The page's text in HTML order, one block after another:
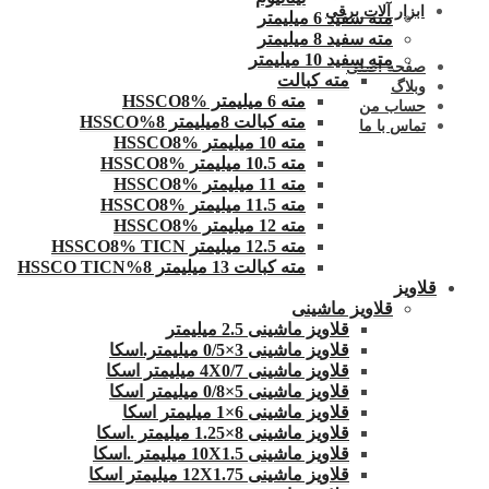
ابزار آلات برقی
صفحه اصلی
وبلاگ
حساب من
تماس با ما
مته سفید 6 میلیمتر
مته سفید 8 میلیمتر
مته سفید 10 میلیمتر
مته کبالت
مته 6 میلیمتر HSSCO8%
مته کبالت 8میلیمتر 8%HSSCO
مته 10 میلیمتر HSSCO8%
مته 10.5 میلیمتر HSSCO8%
مته 11 میلیمتر HSSCO8%
مته 11.5 میلیمتر HSSCO8%
مته 12 میلیمتر HSSCO8%
مته 12.5 میلیمتر HSSCO8% TICN
مته کبالت 13 میلیمتر 8%HSSCO TICN
قلاویز
قلاویز ماشینی
قلاویز ماشینی 2.5 میلیمتر
قلاویز ماشینی 3×0/5 میلیمتر.اسکا
قلاویز ماشینی 4X0/7 میلیمتر اسکا
قلاویز ماشینی 5×0/8 میلیمتر اسکا
قلاویز ماشینی 6×1 میلیمتر اسکا
قلاویز ماشینی 8×1.25 میلیمتر .اسکا
قلاویز ماشینی 10X1.5 میلیمتر .اسکا
قلاویز ماشینی 12X1.75 میلیمتر اسکا